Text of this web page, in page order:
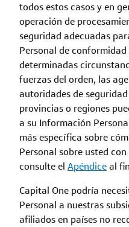
todos estos casos y en
operación de
seguridad adecuadas
Personal de
determinadas
fuerzas del orden, las
autoridades de
provincias o regiones
a su Información
más específica sobre
Personal sobre usted
consulte el Apéndiceal
Capital One podría
Personal a nuestras
afiliados en países no